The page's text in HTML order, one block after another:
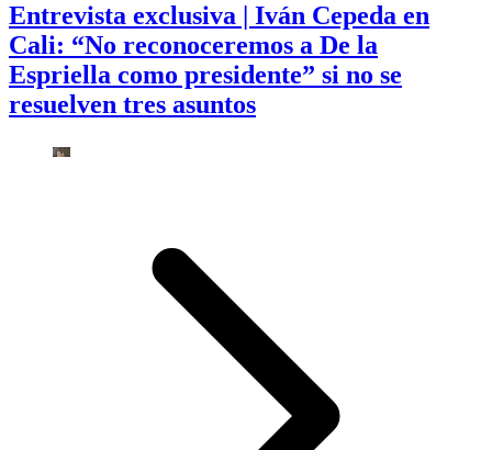
Entrevista exclusiva | Iván Cepeda en
Cali: “No reconoceremos a De la
Espriella como presidente” si no se
resuelven tres asuntos